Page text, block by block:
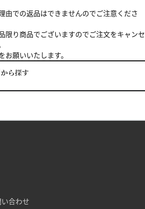
由での返品はできませんのでご注意くださ
限り商品でございますのでご注文をキャンセ
願いいたします。
合わせ